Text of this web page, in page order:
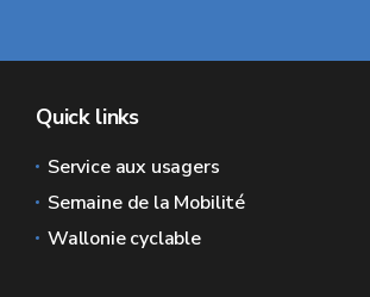
Quick links
Service aux usagers
Semaine de la Mobilité
Wallonie cyclable